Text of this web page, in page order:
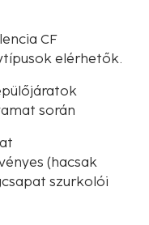
CF
elérhetők.
során
(hacsak
szurkolói